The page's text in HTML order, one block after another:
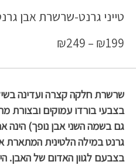
טייני גרנט-שרשרת אבן גרנט
₪199
–
₪249
שרשרת חלקה קצרה ועדינה
בצבעי בורדו עמוקים ובצורת
גם בשמה השני אבן נופך) הינה
גרנט במילה הלטינית המתארת
בצבעם לגוון האדום של האבן.